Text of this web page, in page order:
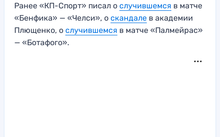
Ранее «КП-Спорт» писал о случившемся в матче
«Бенфика» — «Челси», о скандале в академии
Плющенко, о случившемся в матче «Палмейрас»
— «Ботафого».